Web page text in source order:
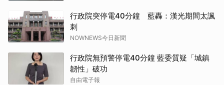
行政院突停電40分鐘 藍轟：漢光期間太諷
刺
NOWNEWS今日新聞
行政院無預警停電40分鐘 藍委質疑「城鎮
韌性」破功
自由電子報